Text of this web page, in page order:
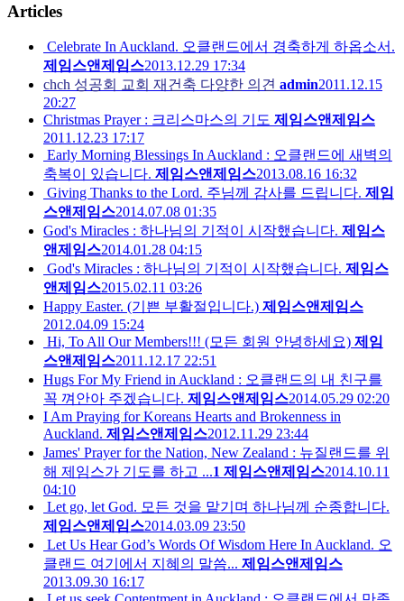
Articles
Celebrate In Auckland. 오클랜드에서 경축하게 하옵소서.
제임스앤제임스2013.12.29 17:34
chch 성공회 교회 재건축 다양한 의견 admin2011.12.15
20:27
Christmas Prayer : 크리스마스의 기도 제임스앤제임스
2011.12.23 17:17
Early Morning Blessings In Auckland : 오클랜드에 새벽의
축복이 있습니다. 제임스앤제임스2013.08.16 16:32
Giving Thanks to the Lord. 주님께 감사를 드립니다. 제임
스앤제임스2014.07.08 01:35
God's Miracles : 하나님의 기적이 시작했습니다. 제임스
앤제임스2014.01.28 04:15
God's Miracles : 하나님의 기적이 시작했습니다. 제임스
앤제임스2015.02.11 03:26
Happy Easter. (기쁜 부활절입니다.) 제임스앤제임스
2012.04.09 15:24
Hi, To All Our Members!!! (모든 회원 안녕하세요) 제임
스앤제임스2011.12.17 22:51
Hugs For My Friend in Auckland : 오클랜드의 내 친구를
꼭 껴안아 주겠습니다. 제임스앤제임스2014.05.29 02:20
I Am Praying for Koreans Hearts and Brokenness in
Auckland. 제임스앤제임스2012.11.29 23:44
James' Prayer for the Nation, New Zealand : 뉴질랜드를 위
해 제임스가 기도를 하고 ...1 제임스앤제임스2014.10.11
04:10
Let go, let God. 모든 것을 맡기며 하나님께 순종합니다.
제임스앤제임스2014.03.09 23:50
Let Us Hear God’s Words Of Wisdom Here In Auckland. 오
클랜드 여기에서 지혜의 말씀... 제임스앤제임스
2013.09.30 16:17